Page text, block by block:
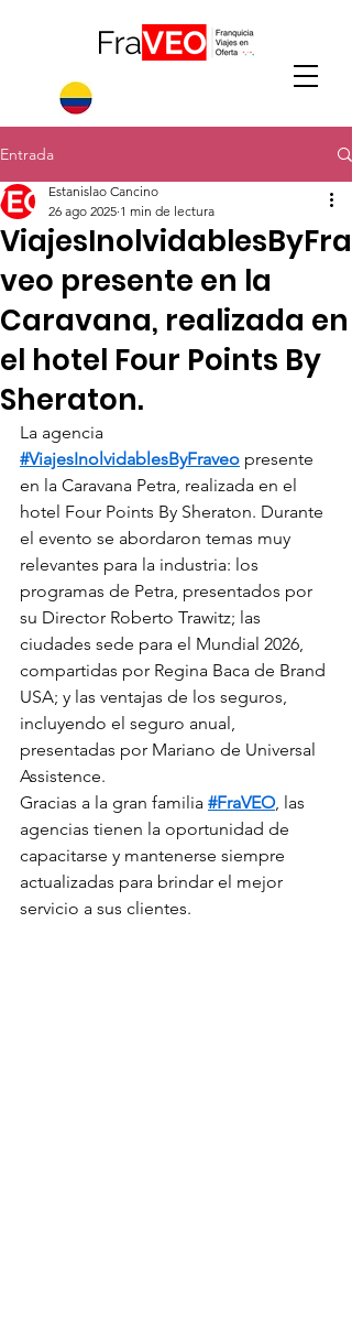
Entrada
ViajesInolvidablesByFra
veo presente en la
Caravana, realizada en
el hotel Four Points By
Sheraton.
Estanislao Cancino
26 ago 2025 1 min de lectura
La agencia
#ViajesInolvidablesByFraveo presente
en la Caravana Petra, realizada en el
hotel Four Points By Sheraton. Durante
el evento se abordaron temas muy
relevantes para la industria: los
programas de Petra, presentados por
su Director Roberto Trawitz; las
ciudades sede para el Mundial 2026,
compartidas por Regina Baca de Brand
USA; y las ventajas de los seguros,
incluyendo el seguro anual,
presentadas por Mariano de Universal
Assistence.
Gracias a la gran familia #FraVEO, las
agencias tienen la oportunidad de
capacitarse y mantenerse siempre
actualizadas para brindar el mejor
servicio a sus clientes.